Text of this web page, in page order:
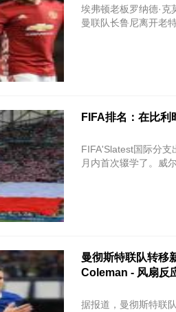
埃弗顿老板罗纳德·克
曼联队长鲁尼离开老
FIFA排名：在比
FIFA'Slatest国际分
月内首次辍学了。威
曼彻斯特联队转
Coleman - 风扇反
据报道，曼彻斯特联